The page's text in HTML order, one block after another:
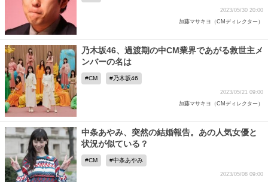
2023/05/30 20:00
加藤マサキヨ（CMディレクター）
乃木坂46、過渡期の中CM業界であがる救世主メ
ンバーの名は
CM 乃木坂46
2023/05/21 09:00
加藤マサキヨ（CMディレクター）
中条あやみ、突然の結婚報告。あの人気女優と
状況が似ている？
CM 中条あやみ
2023/05/08 09:00